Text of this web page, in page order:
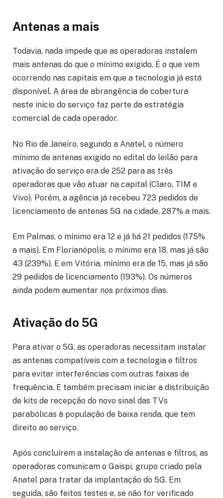
Antenas a mais
Todavia, nada impede que as operadoras instalem
mais antenas do que o mínimo exigido. É o que vem
ocorrendo nas capitais em que a tecnologia já está
disponível. A área de abrangência de cobertura
neste início do serviço faz parte da estratégia
comercial de cada operador.
No Rio de Janeiro, segundo a Anatel, o número
mínimo de antenas exigido no edital do leilão para
ativação do serviço era de 252 para as três
operadoras que vão atuar na capital (Claro, TIM e
Vivo). Porém, a agência já recebeu 723 pedidos de
licenciamento de antenas 5G na cidade, 287% a mais.
Em Palmas, o mínimo era 12 e já há 21 pedidos (175%
a mais). Em Florianópolis, o mínimo era 18, mas já são
43 (239%). E em Vitória, mínimo era de 15, mas já são
29 pedidos de licenciamento (193%). Os números
ainda podem aumentar nos próximos dias.
Ativação do 5G
Para ativar o 5G, as operadoras necessitam instalar
as antenas compatíveis com a tecnologia e filtros
para evitar interferências com outras faixas de
frequência. E também precisam iniciar a distribuição
de kits de recepção do novo sinal das TVs
parabólicas à população de baixa renda, que tem
direito ao serviço.
Após concluírem a instalação de antenas e filtros, as
operadoras comunicam o Gaispi, grupo criado pela
Anatel para tratar da implantação do 5G. Em
seguida, são feitos testes e, se não for verificado